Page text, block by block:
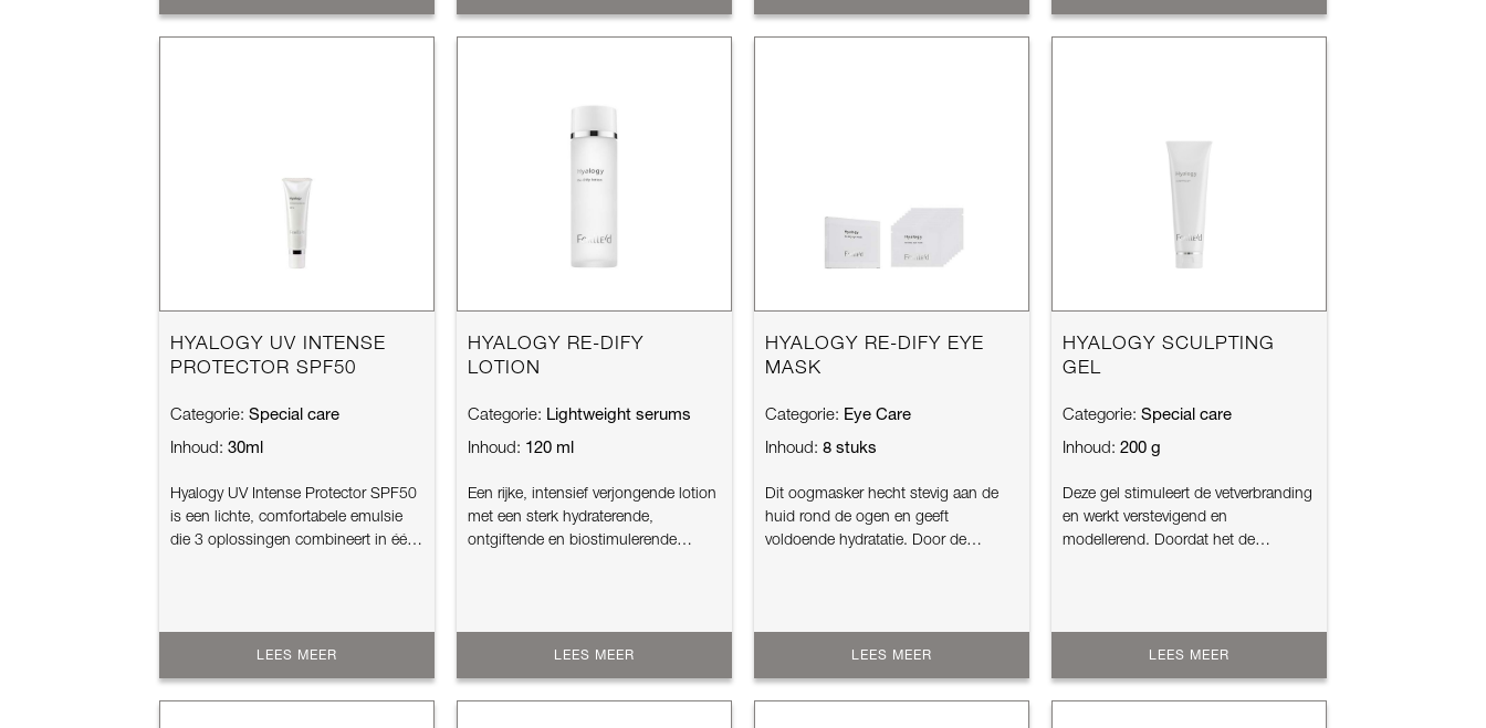
HYALOGY UV INTENSE
PROTECTOR SPF50
Categorie:Special care
Inhoud:30ml
Hyalogy UV Intense Protector SPF50
is een lichte, comfortabele emulsie
die 3 oplossingen combineert in één
LEES MEER
HYALOGY RE-DIFY
LOTION
Categorie: Lightweight serums
Inhoud: 120 ml
Een rijke, intensief verjongende lotion
met een sterk hydraterende,
ontgiftende en biostimulerende
LEES MEER
HYALOGY RE-DIFY EYE
MASK
Categorie: Eye Care
Inhoud: 8 stuks
Dit oogmasker hecht stevig aan de
huid rond de ogen en geeft
voldoende hydratatie. Door de
LEES MEER
HYALOGY SCULPTING
GEL
Categorie: Special care
Inhoud: 200 g
Deze gel stimuleert de vetverbranding
en werkt verstevigend en
modellerend. Doordat het de
LEES MEER